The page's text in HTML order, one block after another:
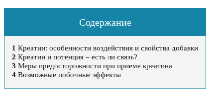
Содержание
1 Креатин: особенности воздействия и свойства добавки
2 Креатин и потенция – есть ли связь?
3 Меры предосторожности при приеме креатина
4 Возможные побочные эффекты